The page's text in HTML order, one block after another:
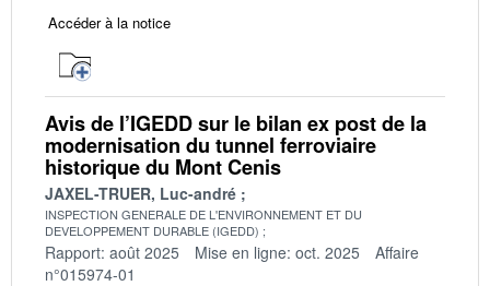
Accéder à la notice
Avis de l’IGEDD sur le bilan ex post de la
modernisation du tunnel ferroviaire
historique du Mont Cenis
JAXEL-TRUER, Luc-andré
INSPECTION GENERALE DE L'ENVIRONNEMENT ET DU
DEVELOPPEMENT DURABLE (IGEDD)
Rapport: août 2025 Mise en ligne: oct. 2025
Affaire
n°015974-01